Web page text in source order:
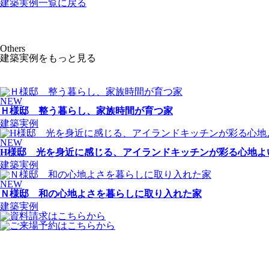
建築実例一覧に戻る
Others
建築実例をもっと見る
NEW
Ｈ様邸 整う暮らし、家族時間が育つ家
建築実例
NEW
H様邸 光を身近に感じる、アイランドキッチンが彩る心地
建築実例
NEW
Ｎ様邸 和の心地よさを暮らしに取り入れた家
建築実例